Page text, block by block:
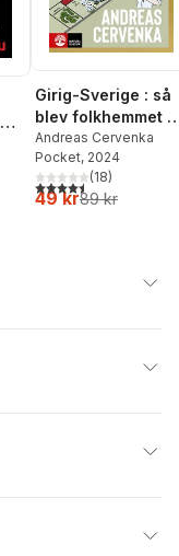
Girig-Sverige : så
blev folkhemmet
paradis för de
superrika
Andreas Cervenka
Pocket, 2024
4,5utav 5 stjärnor.
(18)
49 kr89 kr